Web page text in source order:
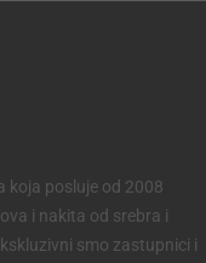
koja posluje od 2008
i nakita od srebra i
smo zastupnici i